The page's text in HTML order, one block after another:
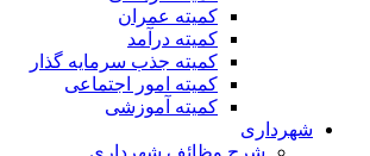
کمیته عمران
کمیته درآمد
کمیته جذب سرمایه گذار
کمیته امور اجتماعی
کمیته آموزشی
شهرداری